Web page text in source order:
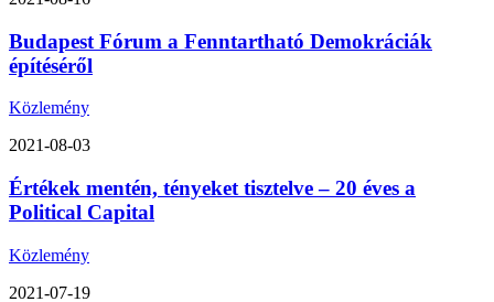
Budapest Fórum a Fenntartható Demokráciák
építéséről
Közlemény
2021-08-03
Értékek mentén, tényeket tisztelve – 20 éves a
Political Capital
Közlemény
2021-07-19